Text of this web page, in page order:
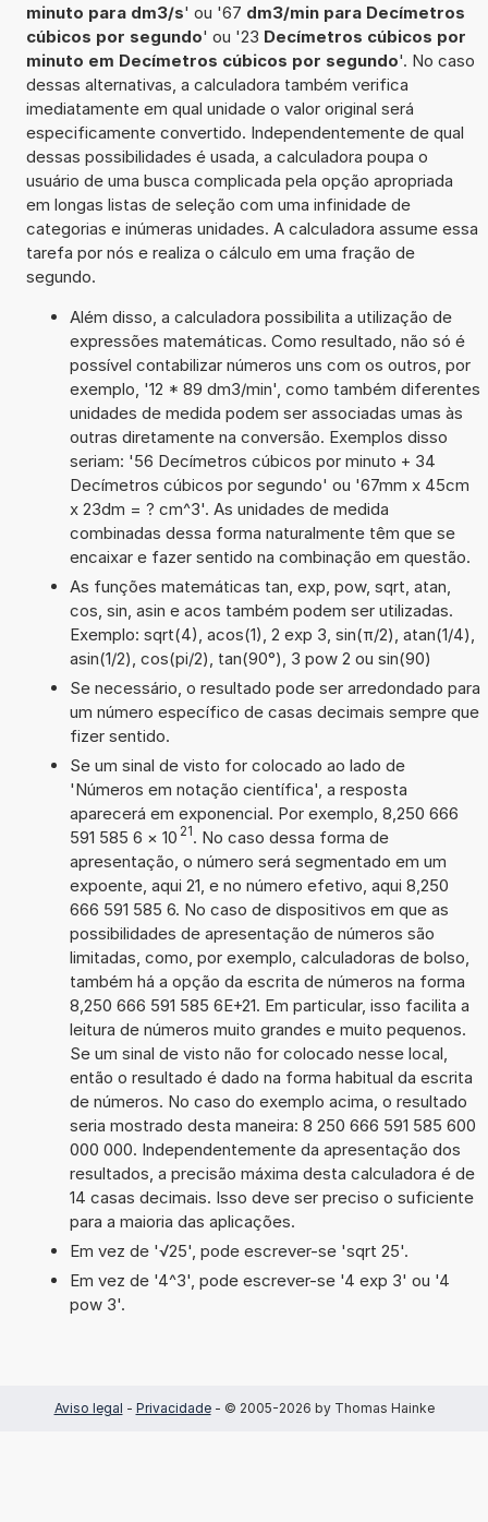
minuto para dm3/s' ou '67 dm3/min para Decímetros
cúbicos por segundo' ou '23 Decímetros cúbicos por
minuto em Decímetros cúbicos por segundo'. No caso
dessas alternativas, a calculadora também verifica
imediatamente em qual unidade o valor original será
especificamente convertido. Independentemente de qual
dessas possibilidades é usada, a calculadora poupa o
usuário de uma busca complicada pela opção apropriada
em longas listas de seleção com uma infinidade de
categorias e inúmeras unidades. A calculadora assume essa
tarefa por nós e realiza o cálculo em uma fração de
segundo.
Além disso, a calculadora possibilita a utilização de
expressões matemáticas. Como resultado, não só é
possível contabilizar números uns com os outros, por
exemplo, '12 * 89 dm3/min', como também diferentes
unidades de medida podem ser associadas umas às
outras diretamente na conversão. Exemplos disso
seriam: '56 Decímetros cúbicos por minuto + 34
Decímetros cúbicos por segundo' ou '67mm x 45cm
x 23dm = ? cm^3'. As unidades de medida
combinadas dessa forma naturalmente têm que se
encaixar e fazer sentido na combinação em questão.
As funções matemáticas tan, exp, pow, sqrt, atan,
cos, sin, asin e acos também podem ser utilizadas.
Exemplo: sqrt(4), acos(1), 2 exp 3, sin(π/2), atan(1/4),
asin(1/2), cos(pi/2), tan(90°), 3 pow 2 ou sin(90)
Se necessário, o resultado pode ser arredondado para
um número específico de casas decimais sempre que
fizer sentido.
Se um sinal de visto for colocado ao lado de
'Números em notação científica', a resposta
aparecerá em exponencial. Por exemplo, 8,250 666
591 585 6 × 10 21. No caso dessa forma de
apresentação, o número será segmentado em um
expoente, aqui 21, e no número efetivo, aqui 8,250
666 591 585 6. No caso de dispositivos em que as
possibilidades de apresentação de números são
limitadas, como, por exemplo, calculadoras de bolso,
também há a opção da escrita de números na forma
8,250 666 591 585 6E+21. Em particular, isso facilita a
leitura de números muito grandes e muito pequenos.
Se um sinal de visto não for colocado nesse local,
então o resultado é dado na forma habitual da escrita
de números. No caso do exemplo acima, o resultado
seria mostrado desta maneira: 8 250 666 591 585 600
000 000. Independentemente da apresentação dos
resultados, a precisão máxima desta calculadora é de
14 casas decimais. Isso deve ser preciso o suficiente
para a maioria das aplicações.
Em vez de '√25', pode escrever-se 'sqrt 25'.
Em vez de '4^3', pode escrever-se '4 exp 3' ou '4
pow 3'.
Aviso legal - Privacidade- © 2005-2026 by Thomas Hainke